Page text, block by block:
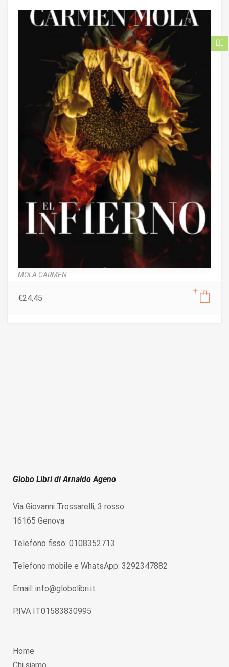
MOLA CARMEN
€24,45
Globo Libri di Arnaldo Ageno
Via Giovanni Trossarelli, 3 rosso
16165 Genova
Telefono fisso: 0108352713
Telefono mobile e WhatsApp: 3292347882
Email: info@globolibri.it
P.IVA IT01583830995
Home